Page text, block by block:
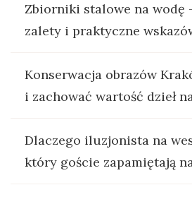
Zbiorniki stalowe na wodę
zalety i praktyczne
Konserwacja obrazów
i zachować wartość dzieł
Dlaczego iluzjonista na
który goście zapamiętają